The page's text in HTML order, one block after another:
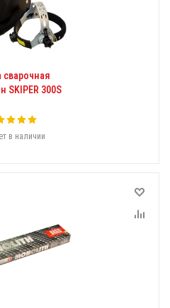
сварочная
SKIPER 300S
в наличии